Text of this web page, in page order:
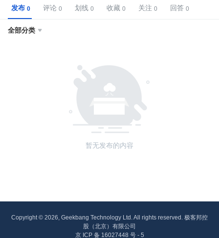
发布 评论 划线 收藏 关注 回答
全部分类 
暂无发布的内容
Copyright © 2026, Geekbang Technology Ltd. All rights reserved. 极客邦控
股（北京）有限公司
京 ICP 备 16027448 号 - 5